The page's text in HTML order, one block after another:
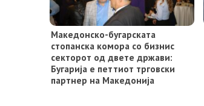
Македонско-бугарската
стопанска комора со бизнис
секторот од двете држави:
Бугарија е петтиот трговски
партнер на Македонија